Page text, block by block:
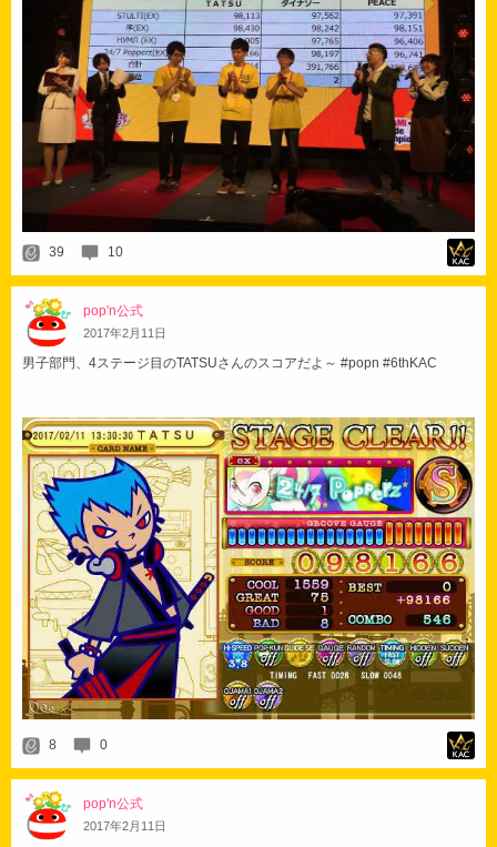
39 10
pop'n公式
2017年2月 11 日
男子部門、4ステージ目のTATSUさんのスコアだよ～ #popn #6thKAC
8 0
pop'n公式
2017年2月 11 日